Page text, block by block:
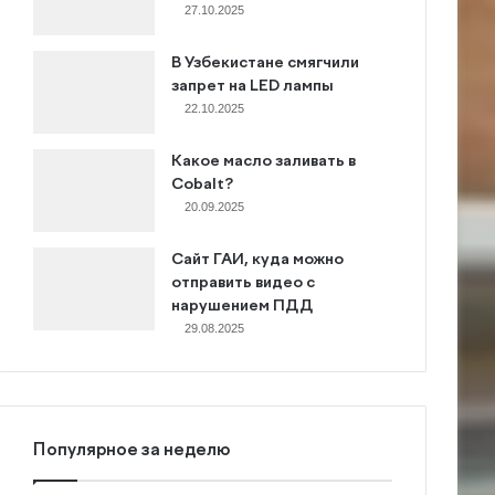
27.10.2025
В Узбекистане смягчили
запрет на LED лампы
22.10.2025
Какое масло заливать в
Cobalt?
20.09.2025
Сайт ГАИ, куда можно
отправить видео с
нарушением ПДД
29.08.2025
Популярное за неделю